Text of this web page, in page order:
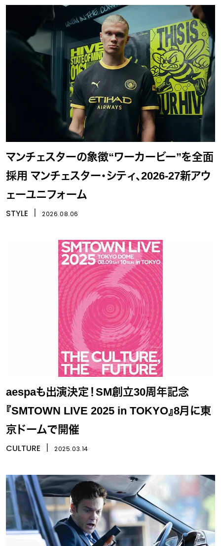
マンチェスターの象徴“ワーカービー”を全面
採用 マンチェスター・シティ、2026-27新アウ
ェーユニフォーム
STYLE 2026.08.06
aespaも出演決定！SM創立30周年記念
『SMTOWN LIVE 2025 in TOKYO』8月に東
京ドームで開催
CULTURE 2025.03.14